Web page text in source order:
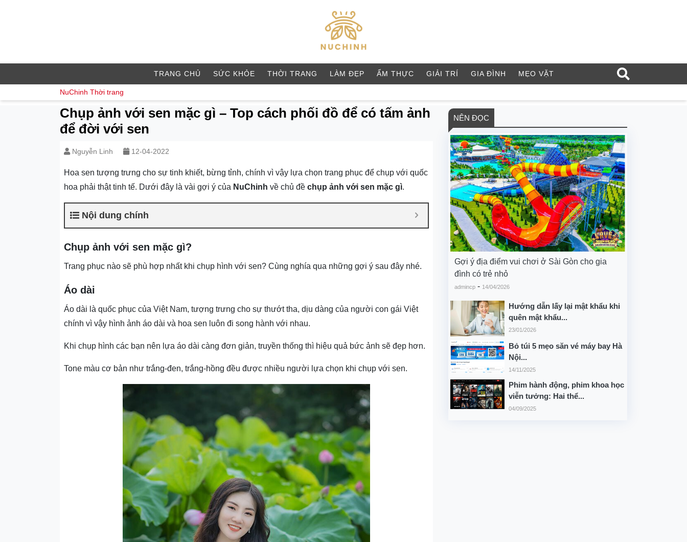
TRANG CHỦ SỨC KHỎE THỜI TRANG LÀM ĐẸP ẨM THỰC GIẢI TRÍ GIA ĐÌNH MẸO VẶT
NuChinh Thời trang
Chụp ảnh với sen mặc gì – Top cách phối đồ để có tấm ảnh
để đời với sen
Nguyễn Linh 12-04-2022
Hoa sen tượng trưng cho sự tinh khiết, bừng tỉnh, chính vì vậy lựa chọn trang phục để chụp với quốc
hoa phải thật tinh tế. Dưới đây là vài gợi ý của NuChinh về chủ đề chụp ảnh với sen mặc gì.
Nội dung chính
Chụp ảnh với sen mặc gì?
Trang phục nào sẽ phù hợp nhất khi chụp hình với sen? Cùng nghía qua những gợi ý sau đây nhé.
Áo dài
Áo dài là quốc phục của Việt Nam, tượng trưng cho sự thướt tha, dịu dàng của người con gái Việt
chính vì vậy hình ảnh áo dài và hoa sen luôn đi song hành với nhau.
Khi chụp hình các bạn nên lựa áo dài càng đơn giản, truyền thống thì hiệu quả bức ảnh sẽ đẹp hơn.
Tone màu cơ bản như trắng-đen, trắng-hồng đều được nhiều người lựa chọn khi chụp với sen.
NÊN ĐỌC
Gợi ý địa điểm vui chơi ở Sài Gòn cho gia
đình có trẻ nhỏ
admincp - 14/04/2026
Hướng dẫn lấy lại mật khẩu khi
quên mật khẩu...
23/01/2026
Bỏ túi 5 mẹo săn vé máy bay Hà
Nội...
14/11/2025
Phim hành động, phim khoa học
viễn tưởng: Hai thể...
04/09/2025